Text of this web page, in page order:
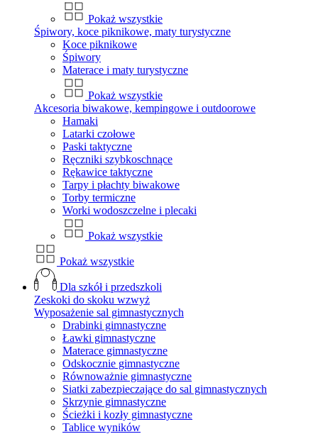
Pokaż wszystkie
Śpiwory, koce piknikowe, maty turystyczne
Koce piknikowe
Śpiwory
Materace i maty turystyczne
Pokaż wszystkie
Akcesoria biwakowe, kempingowe i outdoorowe
Hamaki
Latarki czołowe
Paski taktyczne
Ręczniki szybkoschnące
Rękawice taktyczne
Tarpy i płachty biwakowe
Torby termiczne
Worki wodoszczelne i plecaki
Pokaż wszystkie
Pokaż wszystkie
Dla szkół i przedszkoli
Zeskoki do skoku wzwyż
Wyposażenie sal gimnastycznych
Drabinki gimnastyczne
Ławki gimnastyczne
Materace gimnastyczne
Odskocznie gimnastyczne
Równoważnie gimnastyczne
Siatki zabezpieczające do sal gimnastycznych
Skrzynie gimnastyczne
Ścieżki i kozły gimnastyczne
Tablice wyników